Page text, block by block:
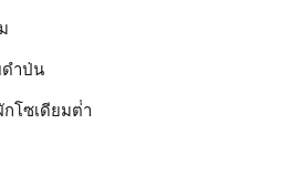
าป่น
โซเดียมต่ํา